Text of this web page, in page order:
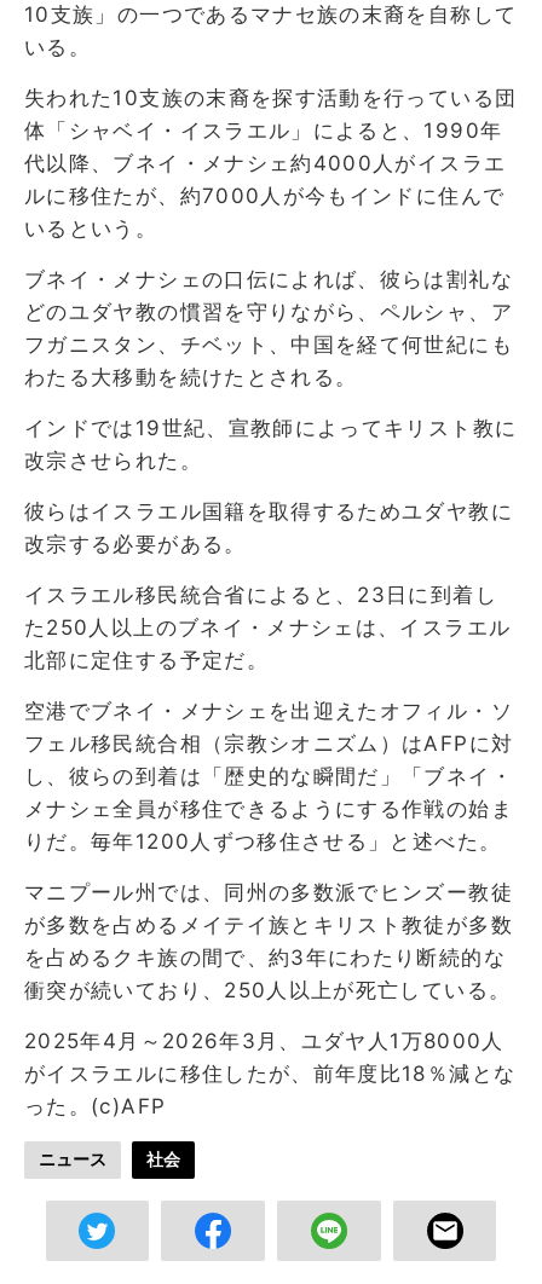
10支族」の一つであるマナセ族の末裔を自称して
いる。
失われた10支族の末裔を探す活動を行っている団
体「シャベイ・イスラエル」によると、1990年
代以降、ブネイ・メナシェ約4000人がイスラエ
ルに移住たが、約7000人が今もインドに住んで
いるという。
ブネイ・メナシェの口伝によれば、彼らは割礼な
どのユダヤ教の慣習を守りながら、ペルシャ、ア
フガニスタン、チベット、中国を経て何世紀にも
わたる大移動を続けたとされる。
インドでは19世紀、宣教師によってキリスト教に
改宗させられた。
彼らはイスラエル国籍を取得するためユダヤ教に
改宗する必要がある。
イスラエル移民統合省によると、23日に到着し
た250人以上のブネイ・メナシェは、イスラエル
北部に定住する予定だ。
空港でブネイ・メナシェを出迎えたオフィル・ソ
フェル移民統合相（宗教シオニズム）はAFPに対
し、彼らの到着は「歴史的な瞬間だ」「ブネイ・
メナシェ全員が移住できるようにする作戦の始ま
りだ。毎年1200人ずつ移住させる」と述べた。
マニプール州では、同州の多数派でヒンズー教徒
が多数を占めるメイテイ族とキリスト教徒が多数
を占めるクキ族の間で、約3年にわたり断続的な
衝突が続いており、250人以上が死亡している。
2025年4月～2026年3月、ユダヤ人1万8000人
がイスラエルに移住したが、前年度比18％減とな
った。(c)AFP
ニュース 社会